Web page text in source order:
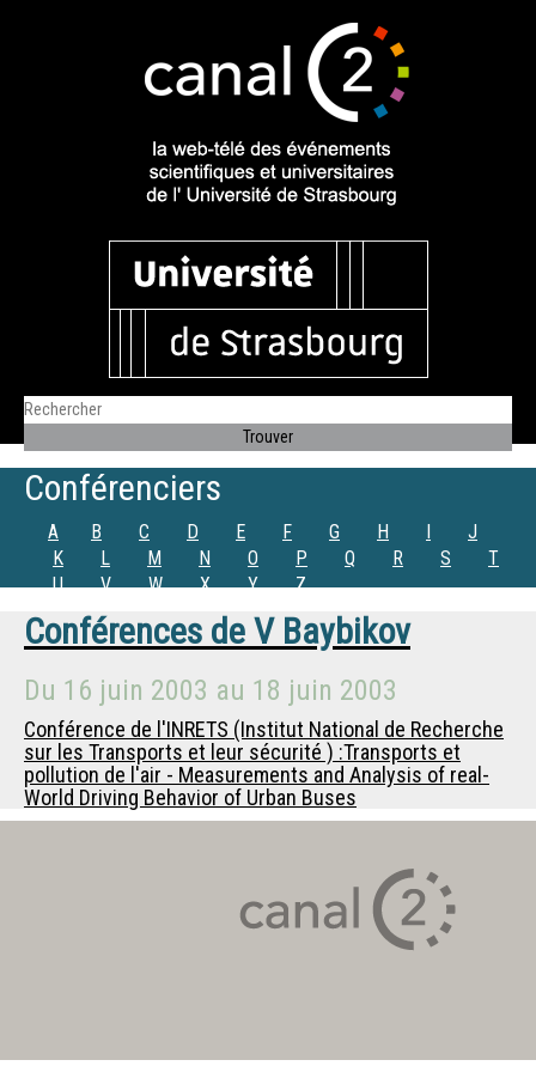
Conférenciers
A B C D E F G H I
J
K
L M N O P Q R S
T
U
V W X Y Z
Conférences de V Baybikov
Du 16 juin 2003 au 18 juin 2003
Conférence de l'INRETS (Institut National de Recherche
sur les Transports et leur sécurité ) :Transports et
pollution de l'air - Measurements and Analysis of real-
World Driving Behavior of Urban Buses